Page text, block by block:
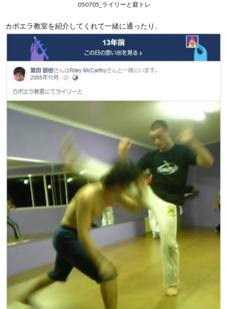
050705_ライリーと庭トレ
カポエラ教室を紹介してくれて一緒に通ったり、